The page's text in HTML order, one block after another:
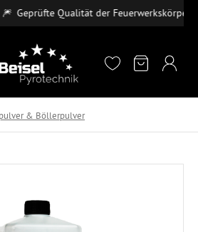
Geprüfte Qualität der Feuerwerkskörper
& Böllerpulver